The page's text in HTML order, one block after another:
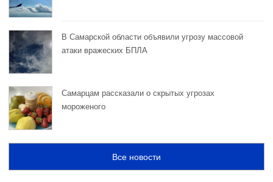
В Самарской области объявили угрозу массовой
атаки вражеских БПЛА
Самарцам рассказали о скрытых угрозах
мороженого
Все новости